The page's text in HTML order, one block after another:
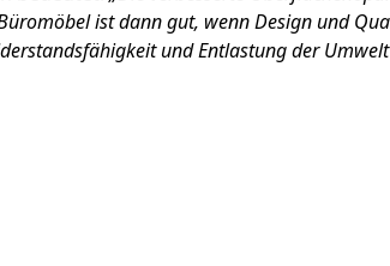
ist dann gut, wenn De­sign und
und Entlastung der